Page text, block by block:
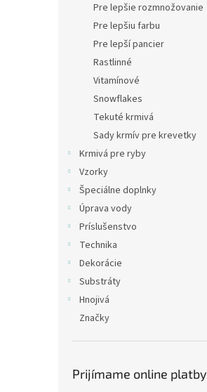
Pre lepšie rozmnožovanie
Pre lepšiu farbu
Pre lepší pancier
Rastlinné
Vitamínové
Snowflakes
Tekuté krmivá
Sady krmív pre krevetky
Krmivá pre ryby
Vzorky
Špeciálne doplnky
Úprava vody
Príslušenstvo
Technika
Dekorácie
Substráty
Hnojivá
Značky
Prijímame online platby